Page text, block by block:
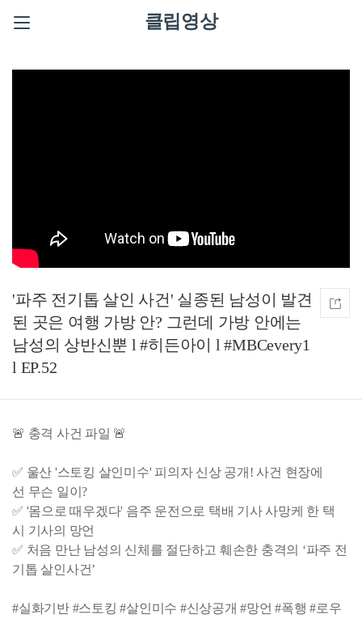
클립영상
'파주 전기톱 살인 사건' 실종된 남성이 발견
된 곳은 여행 가방 안? 그런데 가방 안에는
남성의 상반신뿐 l #히든아이 l #MBCevery1
l EP.52
🚨 충격 사건 파일 🚨
✅ 울산 '스토킹 살인미수' 피의자 신상 공개! 사건 현장에
선 무슨 일이?
✅ '몸으로 때우겠다' 음주 운전으로 택배 기사 사망케 한 택
시 기사의 망언
✅ 처음 만난 남성의 신체를 절단하고 훼손한 충격의 ‘파주 전
기톱 살인사건’
#실화기반 #스토킹 #살인미수 #신상공개 #망언 #폭행 #로우